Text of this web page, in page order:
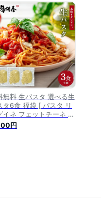
] 生麺 時短 本格 ポイ
消化 食品 お試し ポイ
消費 グルメ 麺屋 どん
無料 生パスタ 選べる生
タ6食 福袋 [ パスタ リ
イネ フェットチーネ ス
ッティ スパゲティ パス
麺 時短 本格 ポイン
円